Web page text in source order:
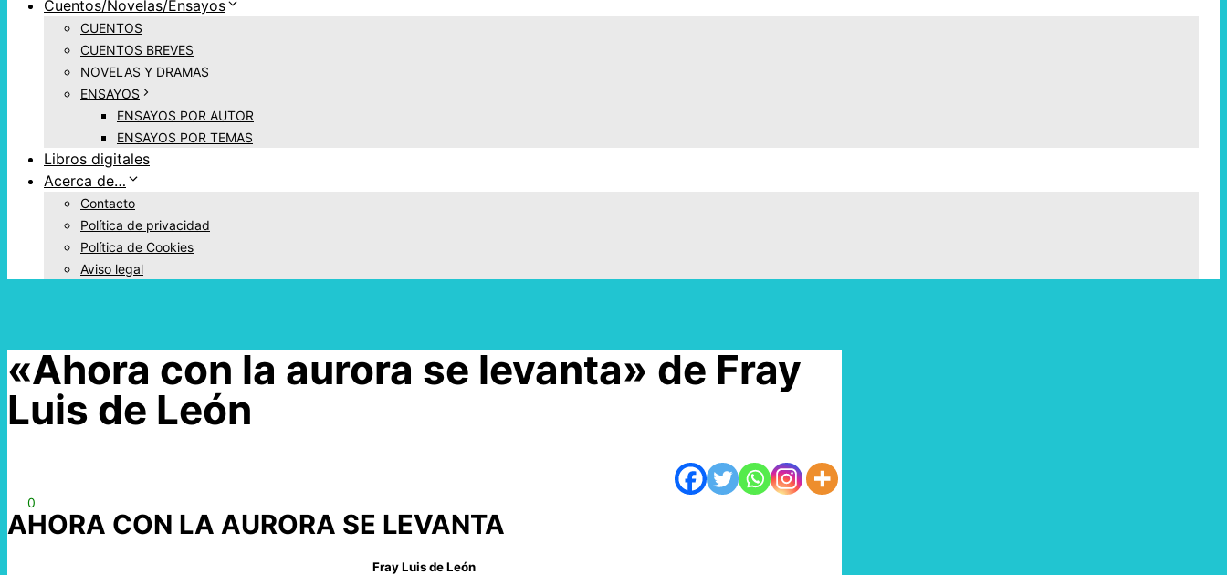
Cuentos/Novelas/Ensayos
CUENTOS
CUENTOS BREVES
NOVELAS Y DRAMAS
ENSAYOS
ENSAYOS POR AUTOR
ENSAYOS POR TEMAS
Libros digitales
Acerca de…
Contacto
Política de privacidad
Política de Cookies
Aviso legal
«Ahora con la aurora se levanta» de Fray
Luis de León
0
AHORA CON LA AURORA SE LEVANTA
Fray Luis de León